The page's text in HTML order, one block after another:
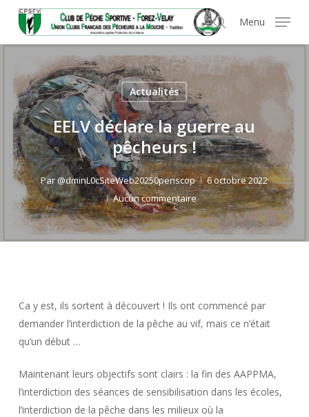
Panneau de gestion des cookies
main
search
Menu
Actualités
EELV déclare la guerre au
pêcheurs !
Par@dminL0cSiteWeb20250penscop
6 octobre 2022
Aucun commentaire
Ca y est, ils sortent à découvert ! Ils ont commencé par
demander l’interdiction de la pêche au vif, mais ce n’était
qu’un début …
Maintenant leurs objectifs sont clairs : la fin des AAPPMA,
l’interdiction des séances de sensibilisation dans les écoles,
l’interdiction de la pêche dans les milieux où la